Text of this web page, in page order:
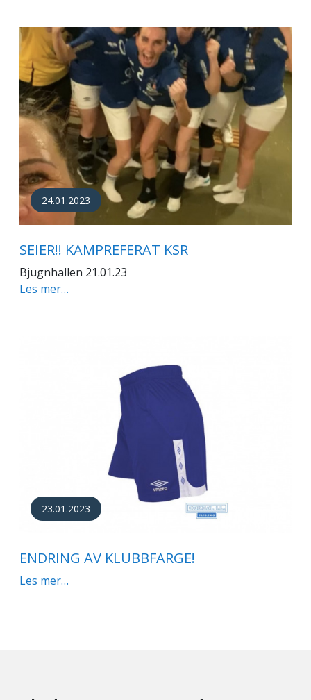
24.01.2023
SEIER!! KAMPREFERAT KSR
Bjugnhallen 21.01.23
Les mer…
23.01.2023
ENDRING AV KLUBBFARGE!
Les mer…